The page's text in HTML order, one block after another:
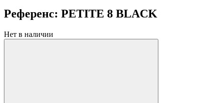
Референс: PETITE 8 BLACK
Нет в наличии